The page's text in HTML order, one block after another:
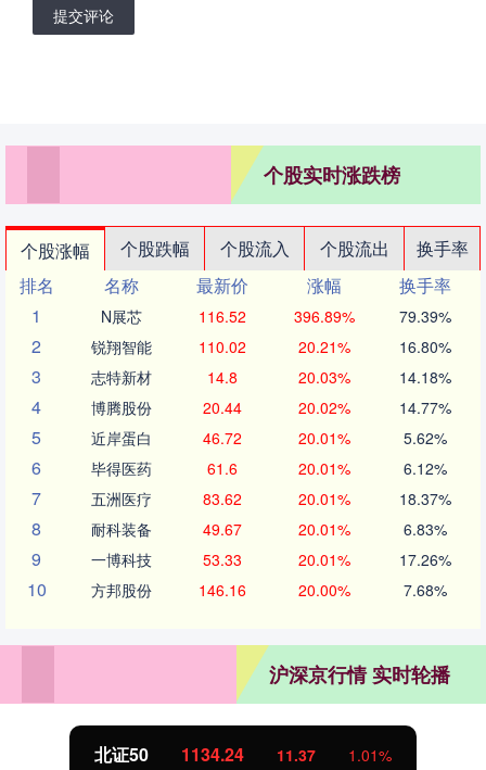
提交评论
个股实时涨跌榜
个股涨幅 个股跌幅 个股流入 个股流出
换手率
排名
名称 最新价 涨幅
换手率
1
N展芯 116.52 396.89% 79.39%
2 锐翔智能 110.02 20.21% 16.80%
3 志特新材 14.8 20.03% 14.18%
4 博腾股份 20.44 20.02% 14.77%
5 近岸蛋白 46.72 20.01% 5.62%
6 毕得医药 61.6 20.01% 6.12%
7 五洲医疗 83.62 20.01% 18.37%
8 耐科装备 49.67 20.01% 6.83%
9 一博科技 53.33 20.01% 17.26%
10 方邦股份 146.16 20.00% 7.68%
沪深京行情 实时轮播
北证50 1134.24 11.37 1.01%